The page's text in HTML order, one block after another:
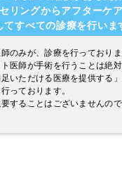
リングからアフターケ
てすべての診療を行いま
のみが、診療を行っておりま
医師が手術を行うことは絶対
足いただける医療を提供する
っております。
することはございませんの